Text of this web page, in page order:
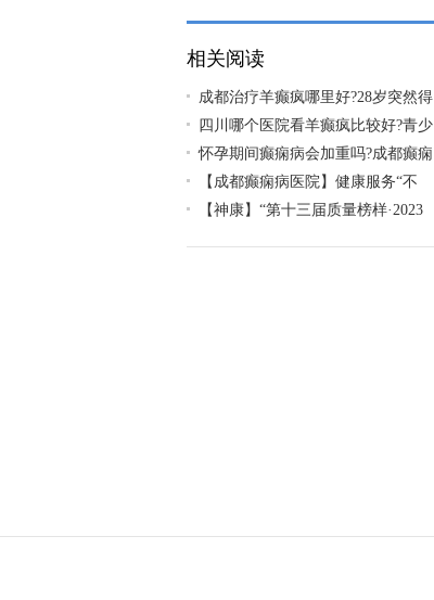
相关阅读
成都治疗羊癫疯哪里好?28岁突然得
四川哪个医院看羊癫疯比较好?青少
怀孕期间癫痫病会加重吗?成都癫痫
【成都癫痫病医院】健康服务“不
【神康】“第十三届质量榜样·2023